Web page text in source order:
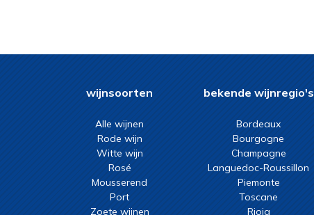
wijnsoorten
Alle wijnen
Rode wijn
Witte wijn
Rosé
Mousserend
Port
Zoete wijnen
bekende wijnregio's
Bordeaux
Bourgogne
Champagne
Languedoc-Roussillon
Piemonte
Toscane
Rioja